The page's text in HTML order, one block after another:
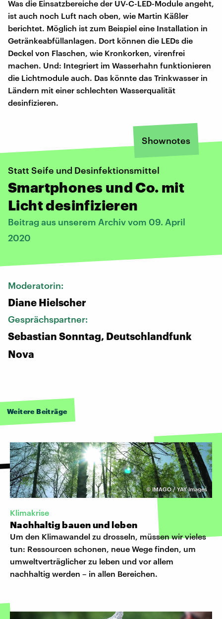
Was die Einsatzbereiche der UV-C-LED-Module angeht,
ist auch noch Luft nach oben, wie Martin Käßler
berichtet. Möglich ist zum Beispiel eine Installation in
Getränkeabfüllanlagen. Dort können die LEDs die
Deckel von Flaschen, wie Kronkorken, virenfrei
machen. Und: Integriert im Wasserhahn funktionieren
die Lichtmodule auch. Das könnte das Trinkwasser in
Ländern mit einer schlechten Wasserqualität
desinfizieren.
Shownotes
Statt Seife und Desinfektionsmittel
Smartphones und Co. mit
Licht desinfizieren
Beitrag aus unserem Archiv vom 09. April
2020
Moderatorin:
Diane Hielscher
Gesprächspartner:
Sebastian Sonntag, Deutschlandfunk
Nova
Weitere Beiträge
©IMAGO / YAY Images
Klimakrise
Nachhaltig bauen und leben
Um den Klimawandel zu drosseln, müssen wir vieles
tun: Ressourcen schonen, neue Wege finden, um
umweltverträglicher zu leben und vor allem
nachhaltig werden – in allen Bereichen.